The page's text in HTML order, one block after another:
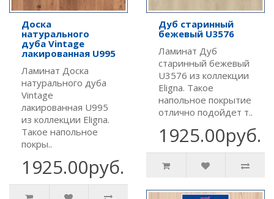
Доска
натурального
дуба Vintage
лакированная U995
Ламинат Доска
натурального дуба
Vintage
лакированная U995
из коллекции Eligna.
Такое напольное
покры..
1925.00руб.
Дуб старинный
бежевый U3576
Ламинат Дуб
старинный бежевый
U3576 из коллекции
Eligna. Такое
напольное покрытие
отлично подойдет т..
1925.00руб.